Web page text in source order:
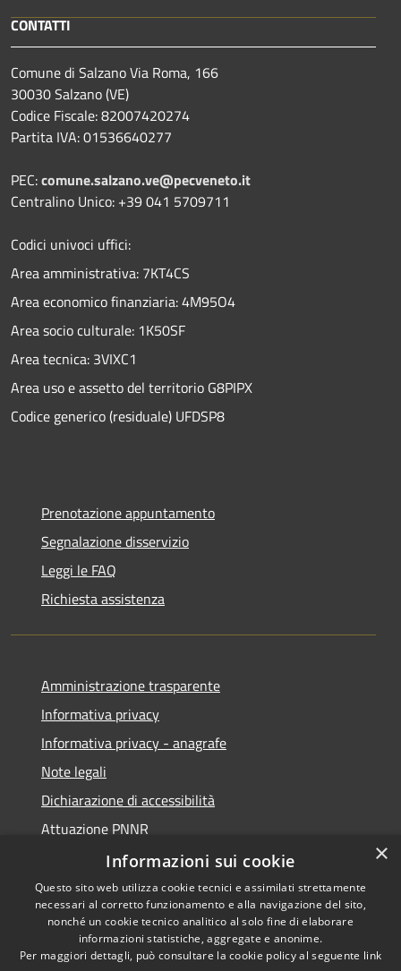
CONTATTI
Comune di Salzano Via Roma, 166
30030 Salzano (VE)
Codice Fiscale: 82007420274
Partita IVA: 01536640277
PEC:comune.salzano.ve@pecveneto.it
Centralino Unico: +39 041 5709711
Codici univoci uffici:
Area amministrativa: 7KT4CS
Area economico finanziaria: 4M95O4
Area socio culturale: 1K50SF
Area tecnica: 3VIXC1
Area uso e assetto del territorio G8PIPX
Codice generico (residuale) UFDSP8
Prenotazione appuntamento
Segnalazione disservizio
Leggi le FAQ
Richiesta assistenza
Amministrazione trasparente
Informativa privacy
Informativa privacy - anagrafe
Note legali
Dichiarazione di accessibilità
Attuazione PNNR
Whistleblowing
RSS
Copyright © 2026 • Comune di
×
Informazioni sui cookie
Questo sito web utilizza cookie tecnici e assimilati strettamente
necessari al corretto funzionamento e alla navigazione del sito,
nonché un cookie tecnico analitico al solo fine di elaborare
informazioni statistiche, aggregate e anonime.
Per maggiori dettagli, può consultare la cookie policy al seguente link